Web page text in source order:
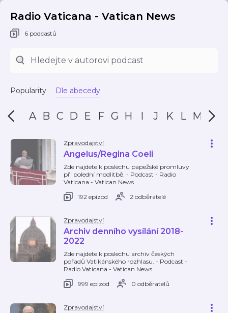
Radio Vaticana - Vatican News
6 podcastů
Popularity Dle abecedy
A B C D E F G H I J K L M N
Zpravodajství
Angelus/Regina Coeli
Zde najdete k poslechu papežské promluvy
při polední modlitbě. - Podcast - Radio
Vaticana - Vatican News
192 epizod
2 odběratelé
Zpravodajství
Archiv denního vysílání 2018-
2022
Zde najdete k poslechu archiv českých
pořadů Vatikánského rozhlasu. - Podcast -
Radio Vaticana - Vatican News
999 epizod
0 odběratelů
Zpravodajství